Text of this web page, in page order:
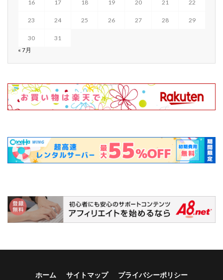
16 17 18 19 20 21 22
23 24 25 26 27 28 29
30
31
« 7月
ホーム サイトマップ プライバシーポリシー